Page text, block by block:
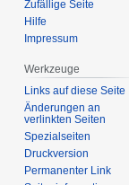
Zufällige Seite
Hilfe
Impressum
Werkzeuge
Links auf diese Seite
Änderungen an
verlinkten Seiten
Spezialseiten
Druckversion
Permanenter Link